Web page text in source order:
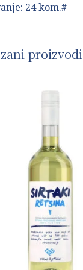
24 kom.#
proizvodi